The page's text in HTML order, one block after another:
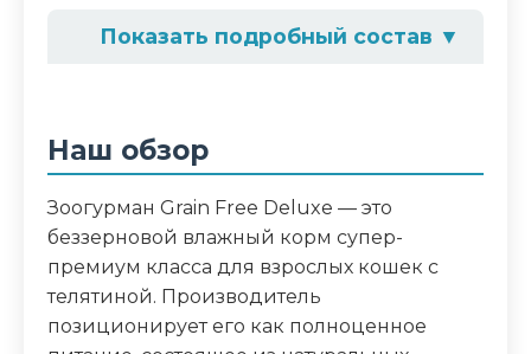
Показать подробный состав ▼
вода
Аналитический состав
сырой протеин - не менее 11,0 г; сырой
жир - не более 8,0 г; сырая зола - не
более 2,0 г; таурин - 0,3 г; влага - не более
82%. Минеральные вещества в 100 г
Наш обзор
Зоогурман Grain Free Deluxe — это
беззерновой влажный корм супер-
премиум класса для взрослых кошек с
телятиной. Производитель
позиционирует его как полноценное